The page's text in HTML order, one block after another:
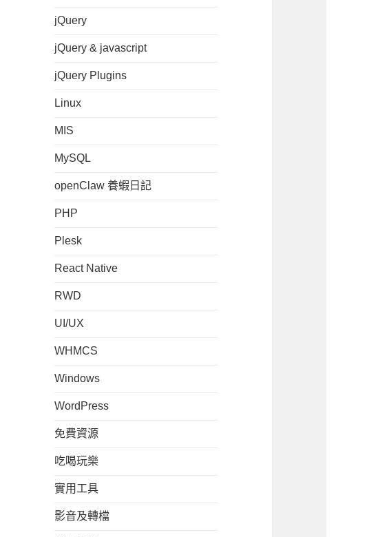
jQuery
jQuery & javascript
jQuery Plugins
Linux
MIS
MySQL
openClaw 養蝦日記
PHP
Plesk
React Native
RWD
UI/UX
WHMCS
Windows
WordPress
免費資源
吃喝玩樂
實用工具
影音及轉檔